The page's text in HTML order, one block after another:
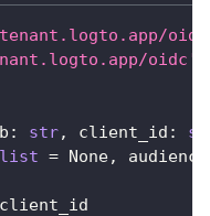
oidc'
: str, client_id :
list = None, audience
client_id